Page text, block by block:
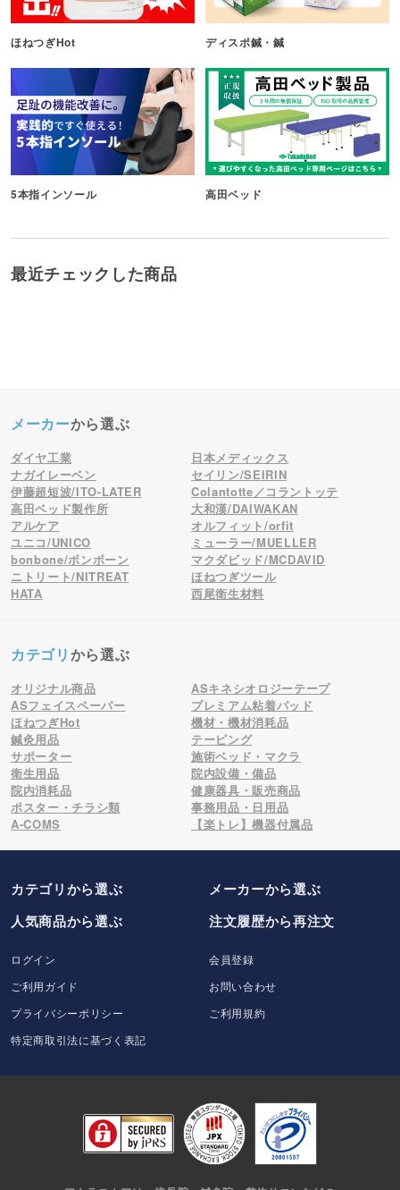
ほねつぎHot ディスポ鍼・鍼
5本指インソール 高田ベッド
最近チェックした商品
メーカーから選ぶ
ダイヤ工業
日本メディックス
ナガイレーベン
セイリン/SEIRIN
伊藤超短波/ITO-LATER
Colantotte／コラントッテ
高田ベッド製作所
大和漢/DAIWAKAN
アルケア
オルフィット/orfit
ユニコ/UNICO
ミューラー/MUELLER
bonbone/ボンボーン
マクダビッド/MCDAVID
ニトリート/NITREAT
ほねつぎツール
HATA
西尾衛生材料
カテゴリから選ぶ
オリジナル商品
ASキネシオロジーテープ
ASフェイスペーパー
プレミアム粘着パッド
ほねつぎHot
機材・機材消耗品
鍼灸用品
テーピング
サポーター
施術ベッド・マクラ
衛生用品
院内設備・備品
院内消耗品
健康器具・販売商品
ポスター・チラシ類
事務用品・日用品
A-COMS
【楽トレ】機器付属品
カテゴリから選ぶ メーカーから選ぶ
人気商品から選ぶ
注文履歴から再注文
ログイン
会員登録
ご利用ガイド
お問い合わせ
プライバシーポリシー
ご利用規約
特定商取引法に基づく表記